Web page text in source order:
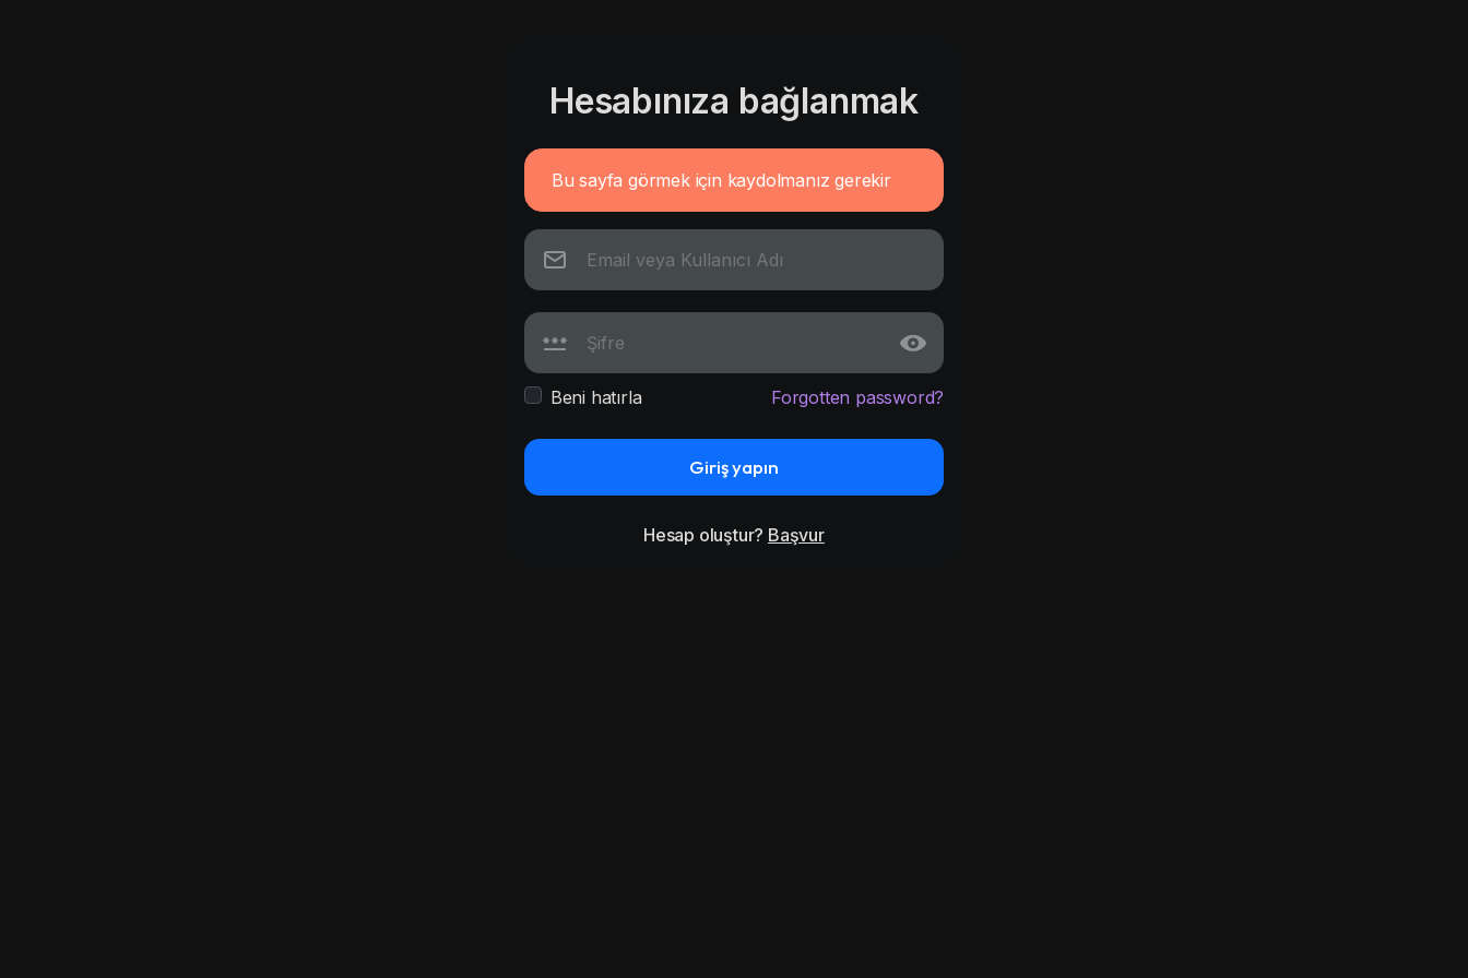
Hesabınıza bağlanmak
Bu sayfa görmek için kaydolmanız gerekir
Beni hatırla Forgotten password?
Giriş yapın
Hesap oluştur? Başvur